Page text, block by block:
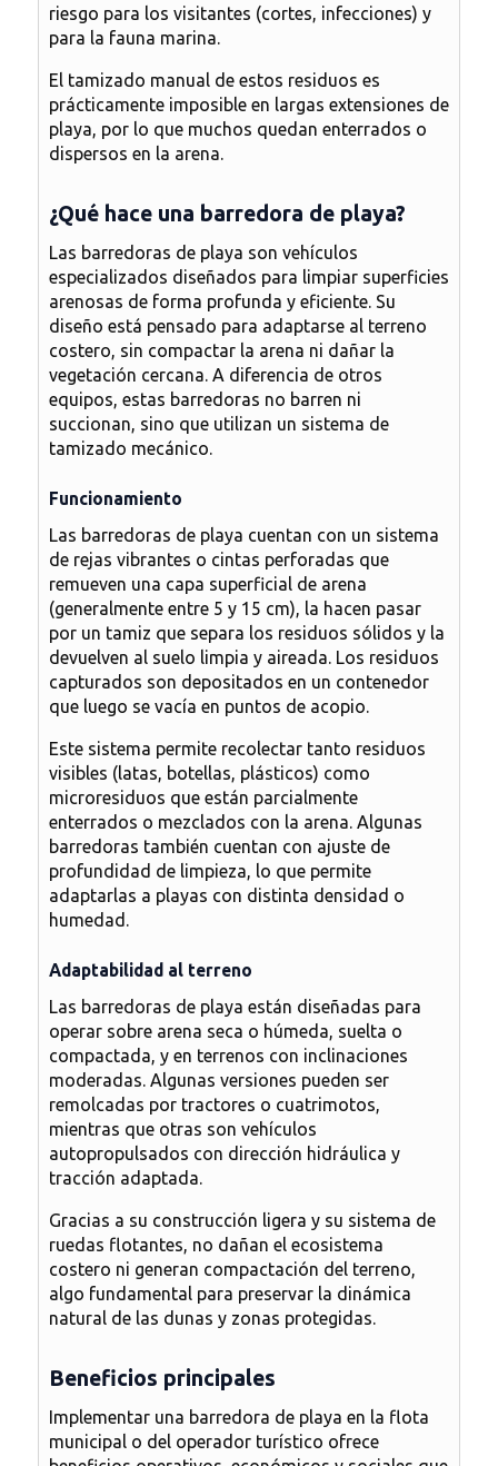
riesgo para los visitantes (cortes, infecciones) y
para la fauna marina.
El tamizado manual de estos residuos es
prácticamente imposible en largas extensiones de
playa, por lo que muchos quedan enterrados o
dispersos en la arena.
¿Qué hace una barredora de playa?
Las barredoras de playa son vehículos
especializados diseñados para limpiar superficies
arenosas de forma profunda y eficiente. Su
diseño está pensado para adaptarse al terreno
costero, sin compactar la arena ni dañar la
vegetación cercana. A diferencia de otros
equipos, estas barredoras no barren ni
succionan, sino que utilizan un sistema de
tamizado mecánico.
Funcionamiento
Las barredoras de playa cuentan con un sistema
de rejas vibrantes o cintas perforadas que
remueven una capa superficial de arena
(generalmente entre 5 y 15 cm), la hacen pasar
por un tamiz que separa los residuos sólidos y la
devuelven al suelo limpia y aireada. Los residuos
capturados son depositados en un contenedor
que luego se vacía en puntos de acopio.
Este sistema permite recolectar tanto residuos
visibles (latas, botellas, plásticos) como
microresiduos que están parcialmente
enterrados o mezclados con la arena. Algunas
barredoras también cuentan con ajuste de
profundidad de limpieza, lo que permite
adaptarlas a playas con distinta densidad o
humedad.
Adaptabilidad al terreno
Las barredoras de playa están diseñadas para
operar sobre arena seca o húmeda, suelta o
compactada, y en terrenos con inclinaciones
moderadas. Algunas versiones pueden ser
remolcadas por tractores o cuatrimotos,
mientras que otras son vehículos
autopropulsados con dirección hidráulica y
tracción adaptada.
Gracias a su construcción ligera y su sistema de
ruedas flotantes, no dañan el ecosistema
costero ni generan compactación del terreno,
algo fundamental para preservar la dinámica
natural de las dunas y zonas protegidas.
Beneficios principales
Implementar una barredora de playa en la flota
municipal o del operador turístico ofrece